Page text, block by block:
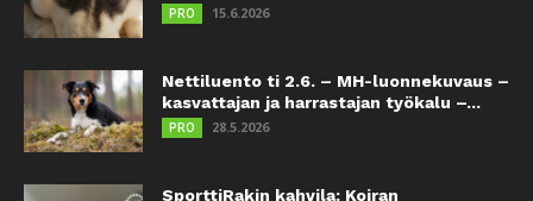
PRO 15.6.2026
Nettiluento ti 2.6. – MH-luonnekuvaus –
kasvattajan ja harrastajan työkalu –...
PRO 28.5.2026
SporttiRakin kahvila: Koiran